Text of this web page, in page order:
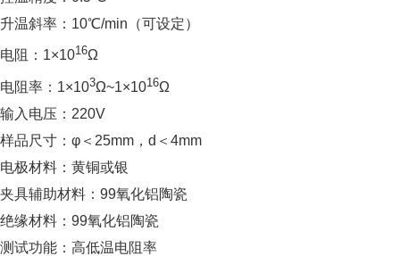
升温斜率：10℃/min（可设定）
电阻：1×1016Ω
电阻率：1×103Ω~1×1016Ω
输入电压：220V
样品尺寸：φ＜25mm，d＜4mm
电极材料：黄铜或银
夹具辅助材料：99氧化铝陶瓷
绝缘材料：99氧化铝陶瓷
测试功能：高低温电阻率